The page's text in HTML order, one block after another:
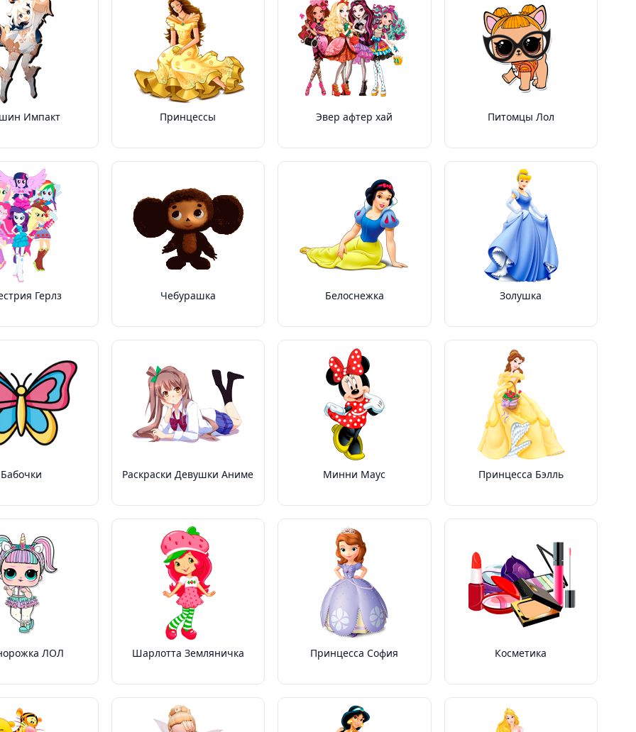
Импакт Принцессы Эвер афтер хай Питомцы Лол
Герлз Чебурашка Белоснежка Золушка
Бабочки Раскраски Девушки Аниме Минни Маус Принцесса Бэлль
ЛОЛ Шарлотта Земляничка Принцесса София Косметика